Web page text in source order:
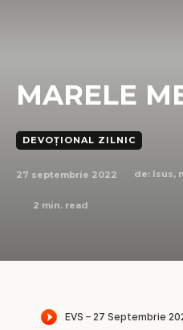
MARELE
DEVOȚIONAL ZILNIC
27 septembrie 2022 de: Isus,
2 min. read